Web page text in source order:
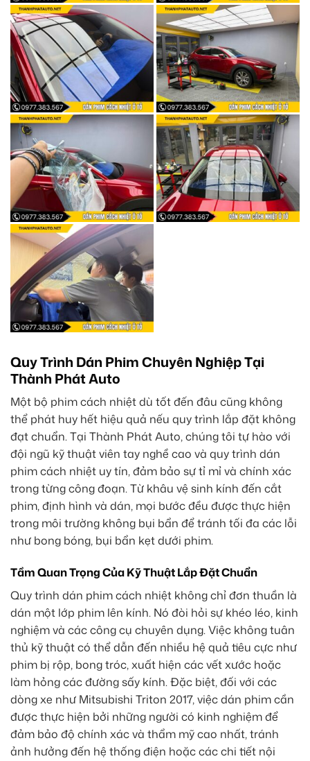
Quy Trình Dán Phim Chuyên Nghiệp Tại
Thành Phát Auto
Một bộ phim cách nhiệt dù tốt đến đâu cũng không
thể phát huy hết hiệu quả nếu quy trình lắp đặt không
đạt chuẩn. Tại Thành Phát Auto, chúng tôi tự hào với
đội ngũ kỹ thuật viên tay nghề cao và quy trình dán
phim cách nhiệt uy tín, đảm bảo sự tỉ mỉ và chính xác
trong từng công đoạn. Từ khâu vệ sinh kính đến cắt
phim, định hình và dán, mọi bước đều được thực hiện
trong môi trường không bụi bẩn để tránh tối đa các lỗi
như bong bóng, bụi bẩn kẹt dưới phim.
Tầm Quan Trọng Của Kỹ Thuật Lắp Đặt Chuẩn
Quy trình dán phim cách nhiệt không chỉ đơn thuần là
dán một lớp phim lên kính. Nó đòi hỏi sự khéo léo, kinh
nghiệm và các công cụ chuyên dụng. Việc không tuân
thủ kỹ thuật có thể dẫn đến nhiều hệ quả tiêu cực như
phim bị rộp, bong tróc, xuất hiện các vết xước hoặc
làm hỏng các đường sấy kính. Đặc biệt, đối với các
dòng xe như Mitsubishi Triton 2017, việc dán phim cần
được thực hiện bởi những người có kinh nghiệm để
đảm bảo độ chính xác và thẩm mỹ cao nhất, tránh
ảnh hưởng đến hệ thống điện hoặc các chi tiết nội